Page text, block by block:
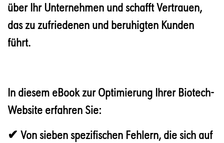
über Ihr Unternehmen und schafft Vertrauen,
das zu zufriedenen und beruhigten Kunden
führt.
In diesem eBook zur Optimierung Ihrer Biotech-
Website erfahren Sie:
✔ Von sieben spezifischen Fehlern, die sich auf